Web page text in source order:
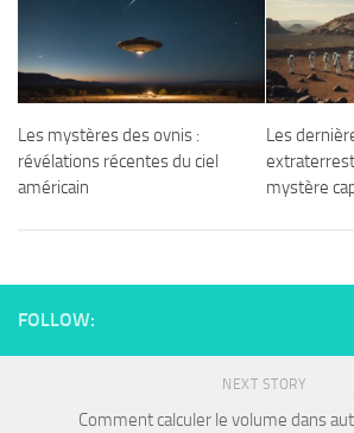
Les mystères des ovnis :
révélations récentes du ciel
américain
Les
mystère
FOLLOW:
NEXT STORY
Comment calculer le volume dans